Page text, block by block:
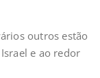
outros estão
e ao redor